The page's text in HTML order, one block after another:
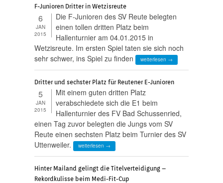
F-Junioren Dritter in Wetzisreute
6
JAN
2015
Die F-Junioren des SV Reute belegten
einen tollen dritten Platz beim
Hallenturnier am 04.01.2015 in
Wetzisreute. Im ersten Spiel taten sie sich noch
sehr schwer, ins Spiel zu finden
weiterlesen →
Dritter und sechster Platz für Reutener E-Junioren
5
JAN
2015
Mit einem guten dritten Platz
verabschiedete sich die E1 beim
Hallenturnier des FV Bad Schussenried,
einen Tag zuvor belegten die Jungs vom SV
Reute einen sechsten Platz beim Turnier des SV
Uttenweiler.
weiterlesen →
Hinter Mailand gelingt die Titelverteidigung –
Rekordkulisse beim Medi-Fit-Cup